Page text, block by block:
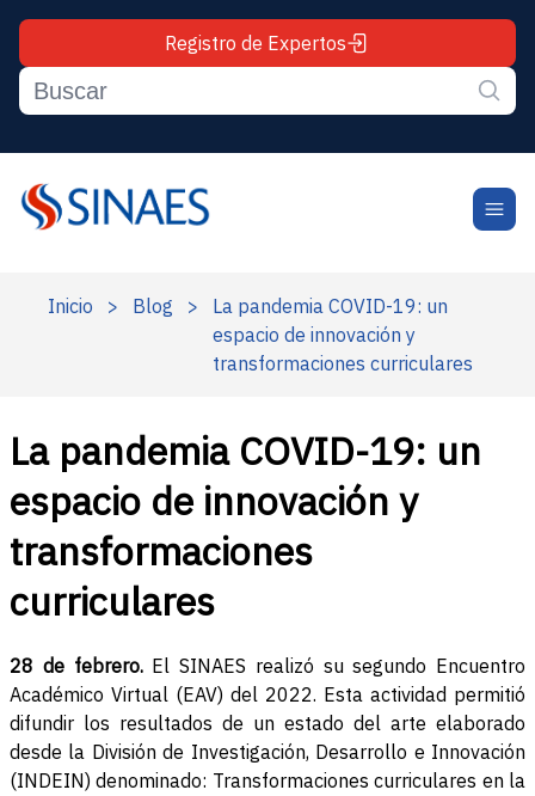
Registro de Expertos
Inicio > Blog >
La pandemia COVID-19: un
espacio de innovación y
transformaciones curriculares
La pandemia COVID-19: un
espacio de innovación y
transformaciones
curriculares
28 de febrero.El SINAES realizó su segundo Encuentro
Académico Virtual (EAV) del 2022. Esta actividad permitió
difundir los resultados de un estado del arte elaborado
desde la División de Investigación, Desarrollo e Innovación
(INDEIN) denominado: Transformaciones curriculares en la